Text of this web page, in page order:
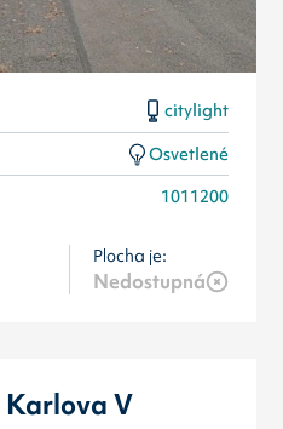
citylight
Osvetlené
1011200
Plocha je:
Nedostupná
V